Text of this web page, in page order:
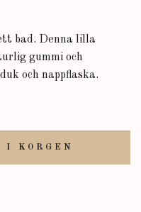
bad. Denna lilla
gummi och
och nappflaska.
I KORGEN